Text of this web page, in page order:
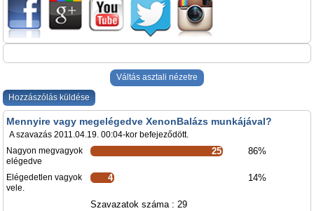
Váltás asztali nézetre
Hozzászólás küldése
Mennyire vagy megelégedve XenonBalázs munkájával?
A szavazás 2011.04.19. 00:04-kor befejeződött.
Nagyon megvagyok
elégedve
25 86%
Elégedetlen vagyok
vele.
4 14%
Szavazatok száma : 29